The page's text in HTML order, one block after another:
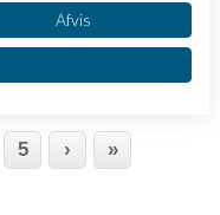
drift et positivt...
Læs
5 › »
Afvis